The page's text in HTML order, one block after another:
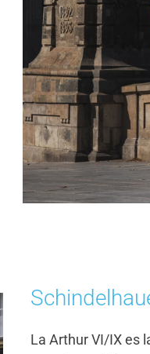
La Arthur VI/IX es